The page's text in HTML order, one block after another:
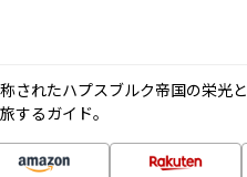
されたハプスブルク帝国の栄光
するガイド。